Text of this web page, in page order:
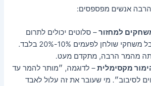
אנשים מפספסים:
למחזור– סלוטים יכולים לתרום
100%, אבל משחקי שולחן לפעמים 10%-20% בלבד.
מהמר הרבה, מתקדם מעט.
מקסימלית– לדוגמה, ״מותר להמר עד
לסיבוב״. מי שעובר את זה עלול לאבד